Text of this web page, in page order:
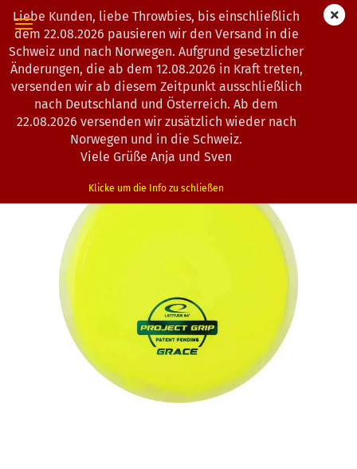
Liebe Kunden, liebe Throwbies, bis einschließlich
dem 22.08.2026 pausieren wir den Versand in die
Schweiz und nach Norwegen. Aufgrund gesetzlicher
Änderungen, die ab dem 12.08.2026 in Kraft treten,
versenden wir ab diesem Zeitpunkt ausschließlich
nach Deutschland und Österreich. Ab dem
22.08.2026 versenden wir zusätzlich wieder nach
Norwegen und in die Schweiz.
Viele Grüße Anja und Sven
Klicke um die Info zu schließen
« Erster « zurück weiter »
Letzter »
Artikel in dieser Kategorie
Latitude 64° | Grace | Project Grip
0202965 )